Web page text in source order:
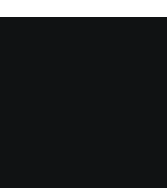
1. Mai 2026